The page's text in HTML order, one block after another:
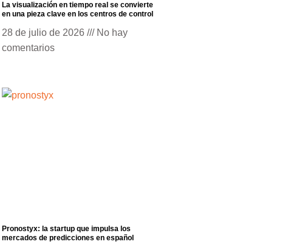
La visualización en tiempo real se convierte
en una pieza clave en los centros de control
28 de julio de 2026
No hay
comentarios
Pronostyx: la startup que impulsa los
mercados de predicciones en español